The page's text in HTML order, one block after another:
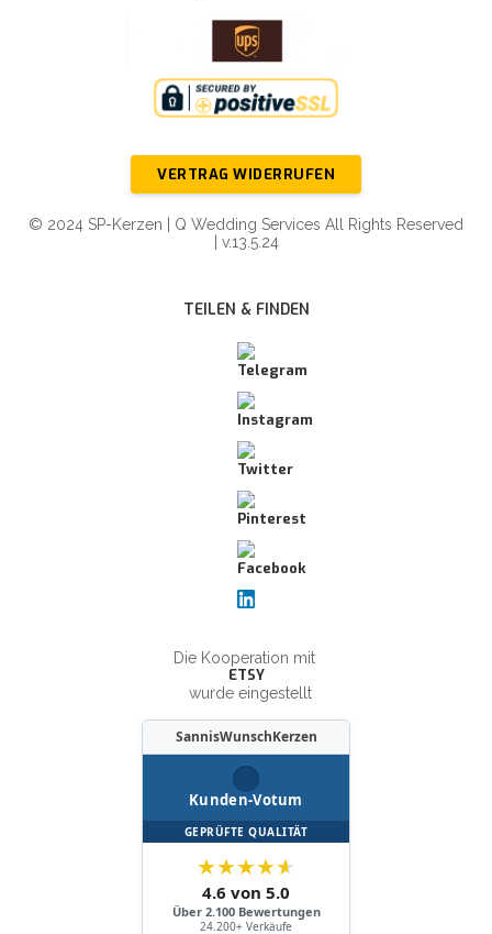
VERTRAG WIDERRUFEN
© 2024 SP-Kerzen | Q Wedding Services All Rights Reserved
| v.13.5.24
TEILEN & FINDEN
Die Kooperation mit
ETSY
wurde eingestellt
SannisWunschKerzen
Kunden-Votum
GEPRÜFTE QUALITÄT
★★★★★
4.6 von 5.0
Über 2.100 Bewertungen
24.200+ Verkäufe